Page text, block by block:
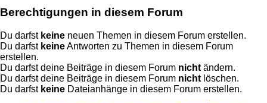
Berechtigungen in diesem Forum
Du darfst keine neuen Themen in diesem Forum erstellen.
Du darfst keineAntworten zu Themen in diesem Forum
erstellen.
Du darfst deine Beiträge in diesem Forum nicht ändern.
Du darfst deine Beiträge in diesem Forum nicht löschen.
Du darfst keine Dateianhänge in diesem Forum erstellen.